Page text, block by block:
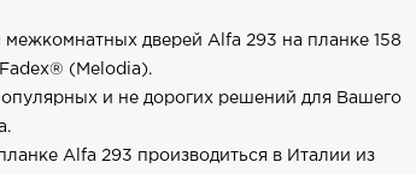
межкомнатных дверей Alfa 293 на планке 158
(Melodia).
и не дорогих решений для Вашего
Alfa 293 производиться в Италии из